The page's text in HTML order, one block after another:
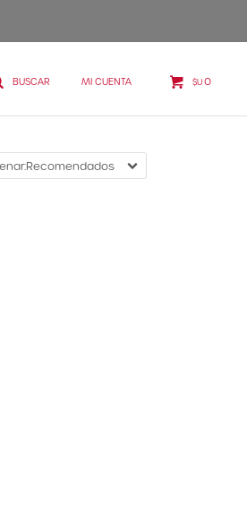
$U0
Recomendados